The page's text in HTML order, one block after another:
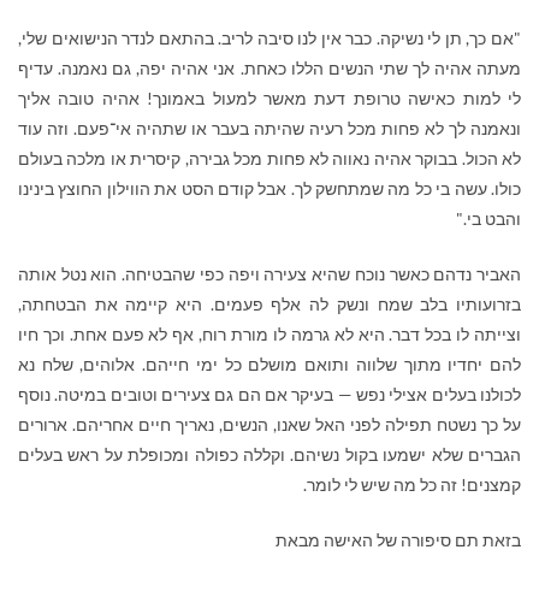
"אם כך, תן לי נשיקה. כבר אין לנו סיבה לריב. בהתאם לנדר הנישואים שלי,
מעתה אהיה לך שתי הנשים הללו כאחת. אני אהיה יפה, גם נאמנה. עדיף
לי למות כאישה טרופת דעת מאשר למעול באמונך! אהיה טובה אליך
ונאמנה לך לא פחות מכל רעיה שהיתה בעבר או שתהיה אי־פעם. וזה עוד
לא הכול. בבוקר אהיה נאווה לא פחות מכל גבירה, קיסרית או מלכה בעולם
כולו. עשה בי כל מה שמתחשק לך. אבל קודם הסט את הווילון החוצץ בינינו
והבט בי."
האביר נדהם כאשר נוכח שהיא צעירה ויפה כפי שהבטיחה. הוא נטל אותה
בזרועותיו בלב שמח ונשק לה אלף פעמים. היא קיימה את הבטחתה,
וצייתה לו בכל דבר. היא לא גרמה לו מורת רוח, אף לא פעם אחת. וכך חיו
להם יחדיו מתוך שלווה ותואם מושלם כל ימי חייהם. אלוהים, שלח נא
לכולנו בעלים אצילי נפש — בעיקר אם הם גם צעירים וטובים במיטה. נוסף
על כך נשטח תפילה לפני האל שאנו, הנשים, נאריך חיים אחריהם. ארורים
הגברים שלא ישמעו בקול נשיהם. וקללה כפולה ומכופלת על ראש בעלים
קמצנים! זה כל מה שיש לי לומר.
בזאת תם סיפורה של האישה מבאת